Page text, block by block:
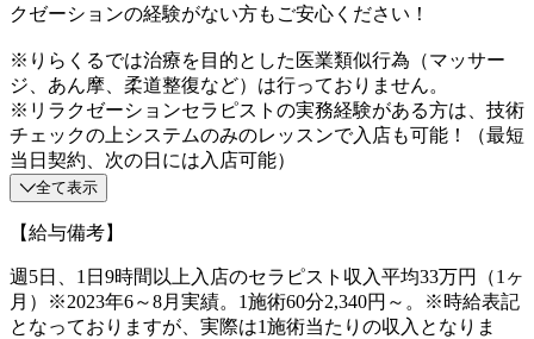
クゼーションの経験がない方もご安心ください！
※りらくるでは治療を目的とした医業類似行為（マッサー
ジ、あん摩、柔道整復など）は行っておりません。
※リラクゼーションセラピストの実務経験がある方は、技術
チェックの上システムのみのレッスンで入店も可能！（最短
当日契約、次の日には入店可能）
全て表示
【給与備考】
週5日、1日9時間以上入店のセラピスト収入平均33万円（1ヶ
月）※2023年6～8月実績。1施術60分2,340円～。※時給表記
となっておりますが、実際は1施術当たりの収入となりま